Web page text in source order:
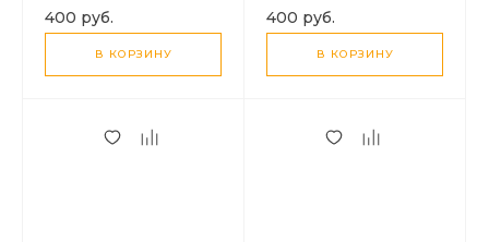
карабином
400 руб.
В КОРЗИНУ
розовый с
карабином
400 руб.
В КОРЗИНУ